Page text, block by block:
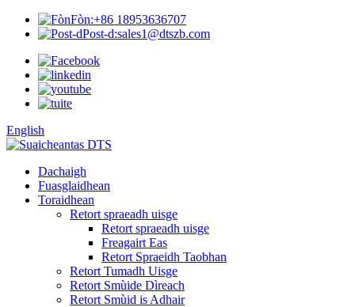
Fòn:+86 18953636707
Post-d:sales1@dtszb.com
English
Dachaigh
Fuasglaidhean
Toraidhean
Retort spraeadh uisge
Retort spraeadh uisge
Freagairt Eas
Retort Spraeidh Taobhan
Retort Tumadh Uisge
Retort Smùide Dìreach
Retort Smùid is Adhair